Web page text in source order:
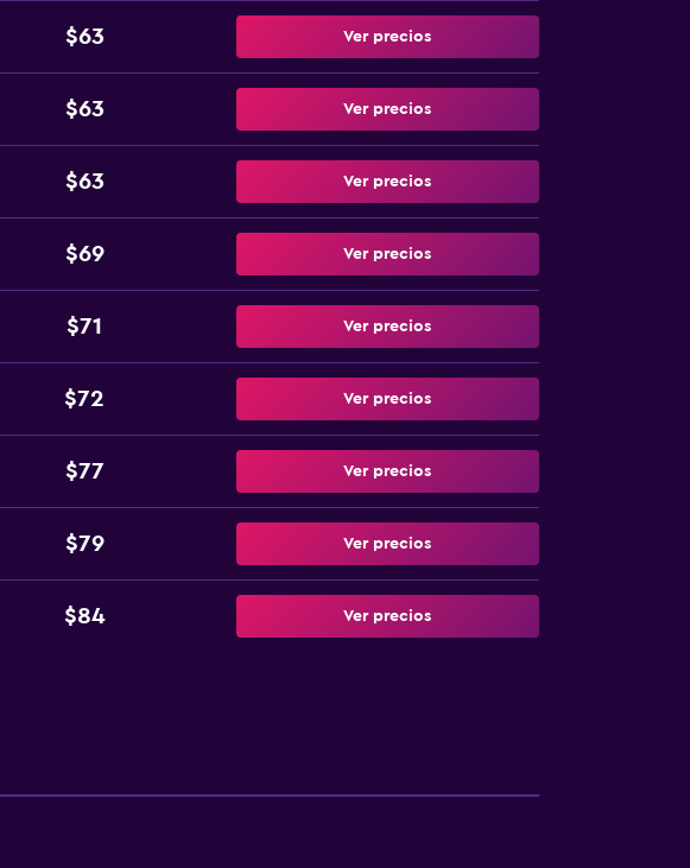
$63 Ver precios
$63 Ver precios
$63 Ver precios
$69 Ver precios
$71 Ver precios
$72 Ver precios
$77 Ver precios
$79 Ver precios
$84 Ver precios